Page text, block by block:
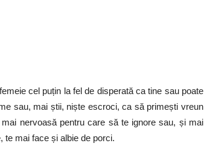
cel puțin la fel de disperată ca tine sau poate
sau, mai știi, niște escroci, ca să primești vreun
nervoasă pentru care să te ignore sau, și mai
te mai face și albie de porci.